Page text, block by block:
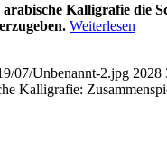
Kalligrafie die
Weiterlesen
07/Unbenannt-2.jpg 2028
Kalligrafie: